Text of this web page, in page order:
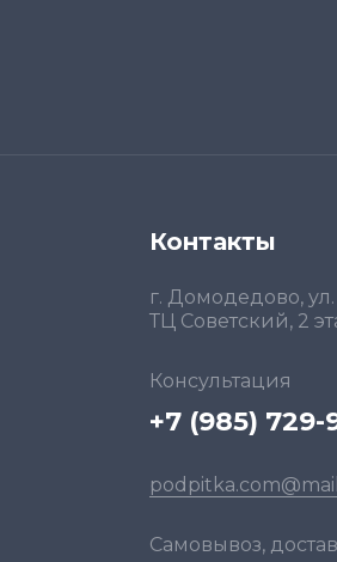
Контакты
г. Домодедово,
ТЦ Советский, 2
Консультация
+7 (985) 729-
Самовывоз,